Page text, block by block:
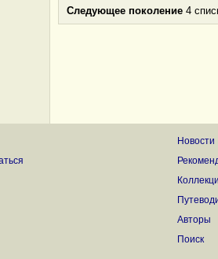
Следующее поколение 4
Новости
Авторы
Поиск